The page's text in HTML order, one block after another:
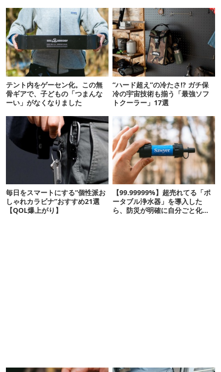
テント内をゲーセン化。この無
骨ギアで、子どもの「つまんな
ーい」がなくなりました
“ハード超え”の冷たさ!? ガチ保
冷の宇宙技術も揃う「最強ソフ
トクーラー」17選
毎日をスマートにする“個性派お
しゃれカラビナ”おすすめ21選
【QOL爆上がり】
【99.99999%】超売れてる「ポ
ータブル浄水器」を導入した
ら、防災が明確に自分ごと化し